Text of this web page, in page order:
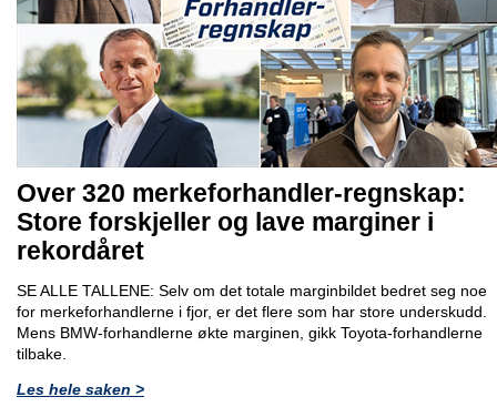
Over 320 merkeforhandler-regnskap:
Store forskjeller og lave marginer i
rekordåret
SE ALLE TALLENE: Selv om det totale marginbildet bedret seg noe
for merkeforhandlerne i fjor, er det flere som har store underskudd.
Mens BMW-forhandlerne økte marginen, gikk Toyota-forhandlerne
tilbake.
Les hele saken >